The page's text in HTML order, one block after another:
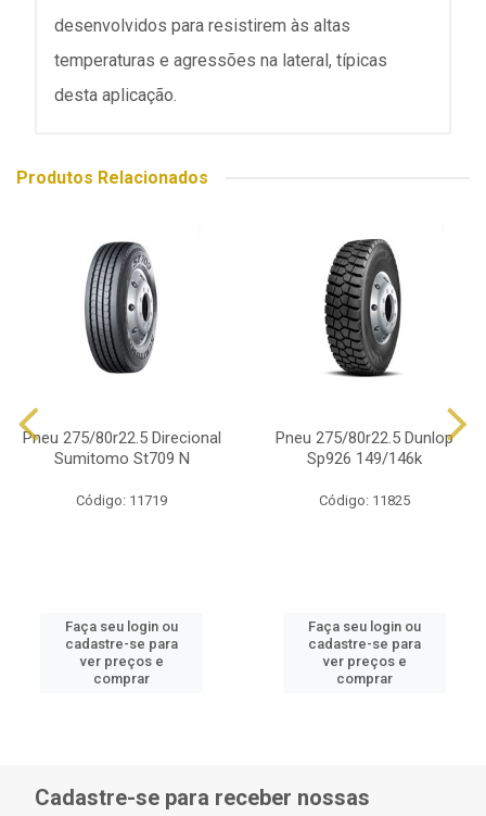
desenvolvidos para resistirem às altas
temperaturas e agressões na lateral, típicas
desta aplicação.
Produtos Relacionados
Pneu 275/80r22.5 Direcional
Sumitomo St709 N
Código: 11719
Faça seu login ou
cadastre-se para
ver preços e
comprar
Pneu 275/80r22.5 Dunlop
Sp926 149/146k
Código: 11825
Faça seu login ou
cadastre-se para
ver preços e
comprar
Cadastre-se para receber nossas